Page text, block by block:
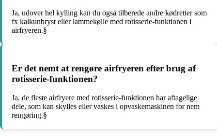
Ja, udover hel kylling kan du også tilberede andre kødretter som
fx kalkunbryst eller lammekølle med rotisserie-funktionen i
airfryeren.§
Er det nemt at rengøre airfryeren efter brug af
rotisserie-funktionen?
Ja, de fleste airfryere med rotisserie-funktionen har aftagelige
dele, som kan skylles eller vaskes i opvaskemaskinen for nem
rengøring.§